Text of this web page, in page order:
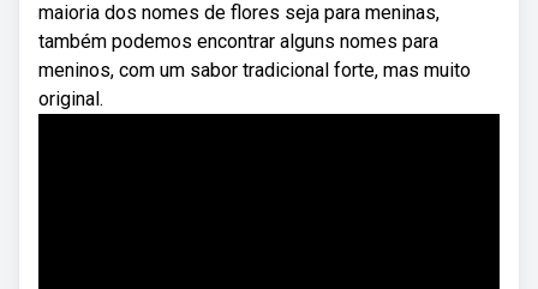
maioria dos nomes de flores seja para meninas,
também podemos encontrar alguns nomes para
meninos, com um sabor tradicional forte, mas muito
original.